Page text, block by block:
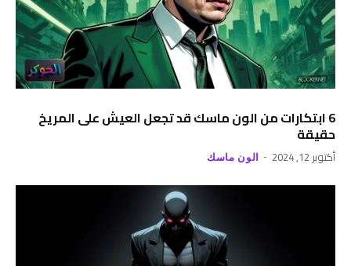
6 ابتكارات من الون ماسك قد تجعل العيش على المريخ
حقيقة
أكتوبر 12, 2024 الون ماسك